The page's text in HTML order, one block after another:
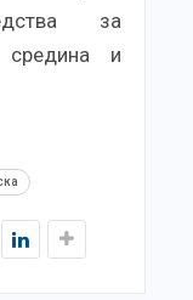
за
средина и